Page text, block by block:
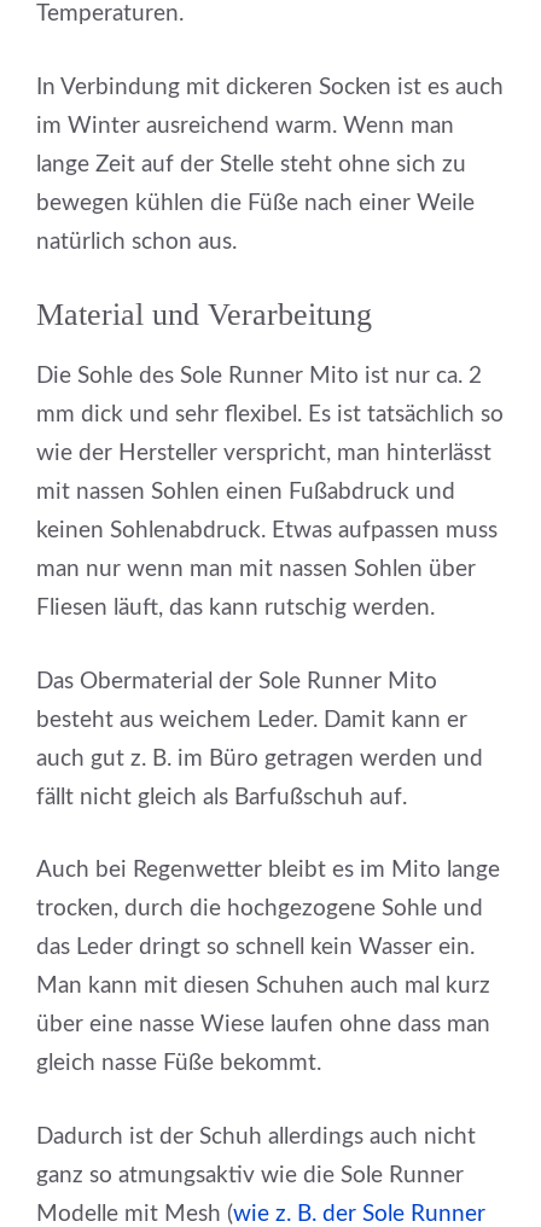
Temperaturen.
In Verbindung mit dickeren Socken ist es auch
im Winter ausreichend warm. Wenn man
lange Zeit auf der Stelle steht ohne sich zu
bewegen kühlen die Füße nach einer Weile
natürlich schon aus.
Material und Verarbeitung
Die Sohle des Sole Runner Mito ist nur ca. 2
mm dick und sehr flexibel. Es ist tatsächlich so
wie der Hersteller verspricht, man hinterlässt
mit nassen Sohlen einen Fußabdruck und
keinen Sohlenabdruck. Etwas aufpassen muss
man nur wenn man mit nassen Sohlen über
Fliesen läuft, das kann rutschig werden.
Das Obermaterial der Sole Runner Mito
besteht aus weichem Leder. Damit kann er
auch gut z. B. im Büro getragen werden und
fällt nicht gleich als Barfußschuh auf.
Auch bei Regenwetter bleibt es im Mito lange
trocken, durch die hochgezogene Sohle und
das Leder dringt so schnell kein Wasser ein.
Man kann mit diesen Schuhen auch mal kurz
über eine nasse Wiese laufen ohne dass man
gleich nasse Füße bekommt.
Dadurch ist der Schuh allerdings auch nicht
ganz so atmungsaktiv wie die Sole Runner
Modelle mit Mesh (wie z. B. der Sole Runner